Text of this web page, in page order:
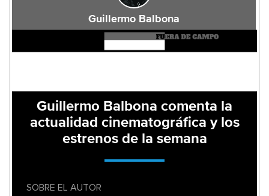
Guillermo Balbona
Guillermo Balbona comenta la
actualidad cinematográfica y los
estrenos de la semana
SOBRE EL AUTOR